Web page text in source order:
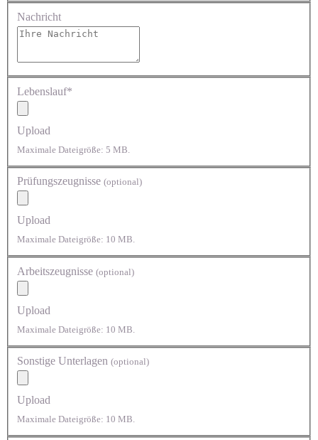
Nachricht
Lebenslauf*
Upload
Maximale Dateigröße: 5 MB.
Prüfungszeugnisse (optional)
Upload
Maximale Dateigröße: 10 MB.
Arbeitszeugnisse (optional)
Upload
Maximale Dateigröße: 10 MB.
Sonstige Unterlagen (optional)
Upload
Maximale Dateigröße: 10 MB.